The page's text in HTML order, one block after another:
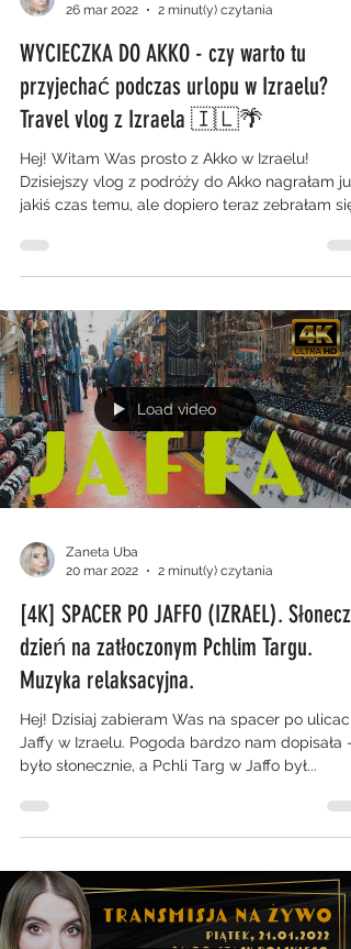
26 mar 2022
2 minut(y) czytania
WYCIECZKA DO AKKO - czy warto tu
przyjechać podczas urlopu w Izraelu?
Travel vlog z Izraela 🇮🇱🌴
Hej! Witam Was prosto z Akko w Izraelu!
Dzisiejszy vlog z podróży do Akko nagrałam już
jakiś czas temu, ale dopiero teraz zebrałam
Load video
Zaneta Uba
20 mar 2022
2 minut(y) czytania
[4K] SPACER PO JAFFO (IZRAEL).
dzień na zatłoczonym Pchlim Targu.
Muzyka relaksacyjna.
Hej! Dzisiaj zabieram Was na spacer po ulicach
Jaffy w Izraelu. Pogoda bardzo nam dopisała -
było słonecznie, a Pchli Targ w Jaffo był...